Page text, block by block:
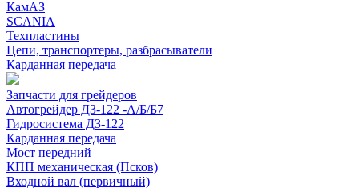
КамАЗ
SCANIA
Техпластины
Цепи, транспортеры, разбрасыватели
Карданная передача
Запчасти для грейдеров
Автогрейдер ДЗ-122 -А/Б/Б7
Гидросистема ДЗ-122
Карданная передача
Мост передний
КПП механическая (Псков)
Входной вал (первичный)